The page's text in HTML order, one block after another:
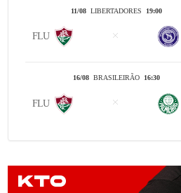
11/08 LIBERTADORES 19:00
FLU
16/08 BRASILEIRÃO 16:30
FLU